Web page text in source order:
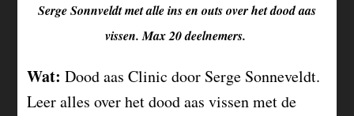
Serge Sonnveldt met alle ins en outs over het dood aas
vissen. Max 20 deelnemers.
Wat: Dood aas Clinic door Serge Sonneveldt.
Leer alles over het dood aas vissen met de